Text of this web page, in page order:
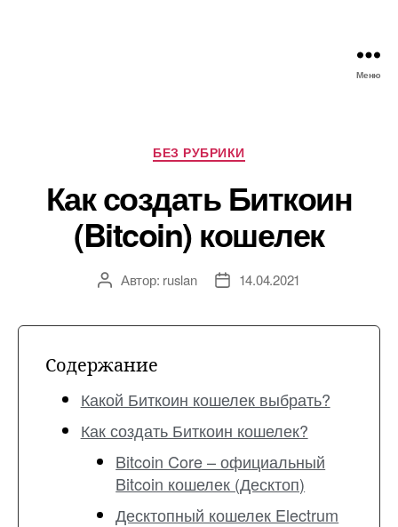
2022
Меню
Рубрики
БЕЗ РУБРИКИ
Как создать Биткоин
(Bitcoin) кошелек
АвторАвтор: ruslan
Дата14.04.2021
Содержание
Какой Биткоин кошелек выбрать?
Как создать Биткоин кошелек?
Bitcoin Core – официальный
Bitcoin кошелек (Десктоп)
Десктопный кошелек Electrum